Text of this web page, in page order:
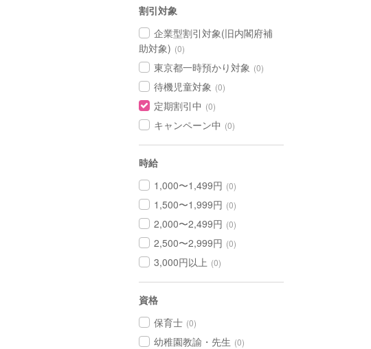
割引対象
企業型割引対象(旧内閣府補
助対象) (0)
東京都一時預かり対象 (0)
待機児童対象 (0)
定期割引中 (0)
キャンペーン中 (0)
時給
1,000〜1,499円 (0)
1,500〜1,999円 (0)
2,000〜2,499円 (0)
2,500〜2,999円 (0)
3,000円以上 (0)
資格
保育士 (0)
幼稚園教諭・先生 (0)